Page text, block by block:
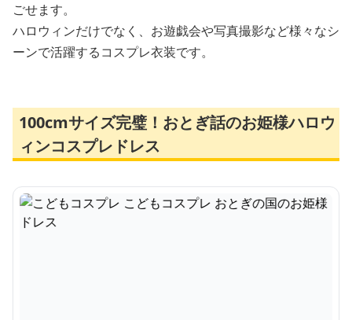
ごせます。
ハロウィンだけでなく、お遊戯会や写真撮影など様々なシ
ーンで活躍するコスプレ衣装です。
100cmサイズ完璧！おとぎ話のお姫様ハロウ
ィンコスプレドレス